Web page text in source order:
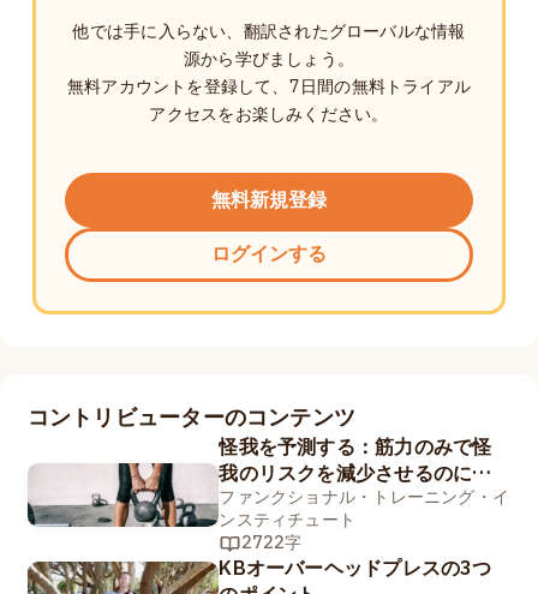
他では手に入らない、翻訳されたグローバルな情報
源から学びましょう。
無料アカウントを登録して、7日間の無料トライアル
アクセスをお楽しみください。
無料新規登録
ログインする
コントリビューターのコンテンツ
怪我を予測する：筋力のみで怪
我のリスクを減少させるのに十
分か？
ファンクショナル・トレーニング・イ
ンスティチュート
2722字
KBオーバーヘッドプレスの3つ